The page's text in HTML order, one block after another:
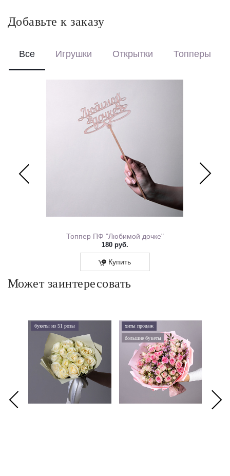
Перевяжем лентой – идеальный минималистичный вариант
Добавьте к заказу
Все Игрушки Открытки Топперы
Топпер ПФ "Любимой дочке"
180 руб.
Купить
Может заинтересовать
букеты из 51 розы хиты продаж
большие букеты